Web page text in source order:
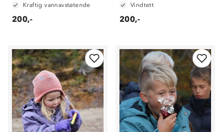
Kraftig vannavstøtende
200,-
Vindtett
200,-